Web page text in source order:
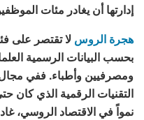
إدارتها أن يغادر مئات
هجرة الروس لا تقتصر على
بحسب البيانات الرسمية
ومصرفيين وأطباء. ففي مجال
التقنيات الرقمية الذي